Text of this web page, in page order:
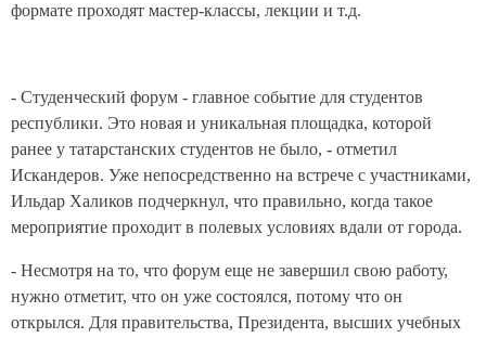
формате проходят мастер-классы, лекции и т.д.
- Студенческий форум - главное событие для студентов
республики. Это новая и уникальная площадка, которой
ранее у татарстанских студентов не было, - отметил
Искандеров. Уже непосредственно на встрече с участниками,
Ильдар Халиков подчеркнул, что правильно, когда такое
мероприятие проходит в полевых условиях вдали от города.
- Несмотря на то, что форум еще не завершил свою работу,
нужно отметит, что он уже состоялся, потому что он
открылся. Для правительства, Президента, высших учебных